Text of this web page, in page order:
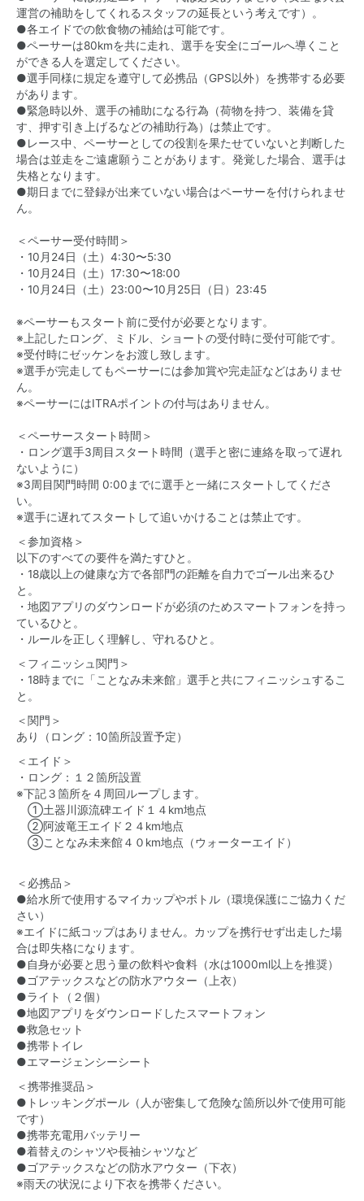
運営の補助をしてくれるスタッフの延長という考えです）。
●各エイドでの飲食物の補給は可能です。
●ペーサーは80kmを共に走れ、選手を安全にゴールへ導くこと
ができる人を選定してください。
●選手同様に規定を遵守して必携品（GPS以外）を携帯する必要
があります。
●緊急時以外、選手の補助になる行為（荷物を持つ、装備を貸
す、押す引き上げるなどの補助行為）は禁止です。
●レース中、ペーサーとしての役割を果たせていないと判断した
場合は並走をご遠慮願うことがあります。発覚した場合、選手は
失格となります。
●期日までに登録が出来ていない場合はペーサーを付けられませ
ん。
＜ペーサー受付時間＞
・10月24日（土）4:30〜5:30
・10月24日（土）17:30〜18:00
・10月24日（土）23:00〜10月25日（日）23:45
※ペーサーもスタート前に受付が必要となります。
※上記したロング、ミドル、ショートの受付時に受付可能です。
※受付時にゼッケンをお渡し致します。
※選手が完走してもペーサーには参加賞や完走証などはありませ
ん。
※ペーサーにはITRAポイントの付与はありません。
＜ペーサースタート時間＞
・ロング選手3周目スタート時間（選手と密に連絡を取って遅れ
ないように）
※3周目関門時間 0:00までに選手と一緒にスタートしてくださ
い。
※選手に遅れてスタートして追いかけることは禁止です。
＜参加資格＞
以下のすべての要件を満たすひと。
・18歳以上の健康な方で各部門の距離を自力でゴール出来るひ
と。
・地図アプリのダウンロードが必須のためスマートフォンを持っ
ているひと。
・ルールを正しく理解し、守れるひと。
＜フィニッシュ関門＞
・18時までに「ことなみ未来館」選手と共にフィニッシュするこ
と。
＜関門＞
あり（ロング：10箇所設置予定）
＜エイド＞
・ロング：１２箇所設置
※下記３箇所を４周回ループします。
①土器川源流碑エイド１４km地点
②阿波竜王エイド２４km地点
③ことなみ未来館４０km地点（ウォーターエイド）
＜必携品＞
●給水所で使用するマイカップやボトル（環境保護にご協力くだ
さい）
※エイドに紙コップはありません。カップを携行せず出走した場
合は即失格になります。
●自身が必要と思う量の飲料や食料（水は1000ml以上を推奨）
●ゴアテックスなどの防水アウター（上衣）
●ライト（２個）
●地図アプリをダウンロードしたスマートフォン
●救急セット
●携帯トイレ
●エマージェンシーシート
＜携帯推奨品＞
●トレッキングポール（人が密集して危険な箇所以外で使用可能
です）
●携帯充電用バッテリー
●着替えのシャツや長袖シャツなど
●ゴアテックスなどの防水アウター（下衣）
※雨天の状況により下衣を携帯ください。